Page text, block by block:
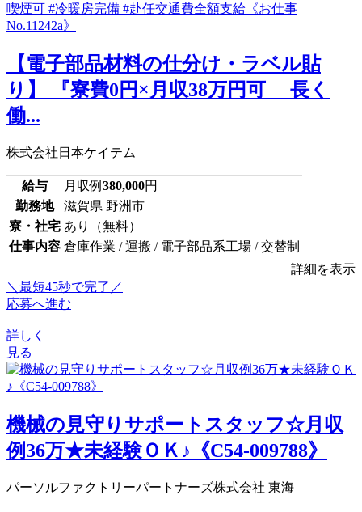
【電子部品材料の仕分け・ラベル貼
り】 『寮費0円×月収38万円可 長く
働...
株式会社日本ケイテム
給与 月収例 380,000円
勤務地
滋賀県 野洲市
寮・社宅 あり（無料）
仕事内容 倉庫作業 / 運搬 / 電子部品系工場 / 交替制
詳細を表示
＼最短45秒で完了／
応募へ進む
詳しく
見る
機械の見守りサポートスタッフ☆月収
例36万★未経験ＯＫ♪《C54-009788》
パーソルファクトリーパートナーズ株式会社 東海